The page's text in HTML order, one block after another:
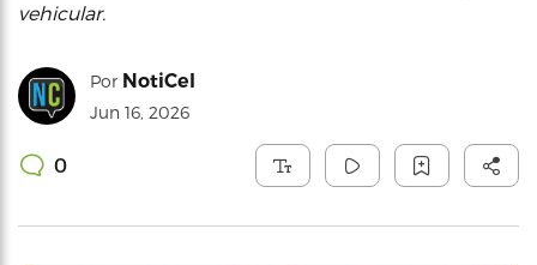
vehicular.
Por NotiCel
Jun 16, 2026
0